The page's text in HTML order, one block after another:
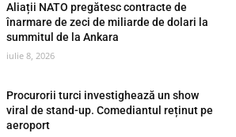
Aliații NATO pregătesc contracte de
înarmare de zeci de miliarde de dolari la
summitul de la Ankara
iulie 8, 2026
Procurorii turci investighează un show
viral de stand-up. Comediantul reținut pe
aeroport